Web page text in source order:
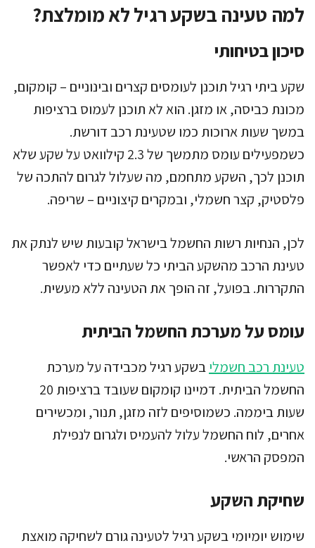
למה טעינה בשקע רגיל לא מומלצת?
סיכון בטיחותי
שקע ביתי רגיל תוכנן לעומסים קצרים ובינוניים – קומקום,
מכונת כביסה, או מזגן. הוא לא תוכנן לעמוס ברציפות
במשך שעות ארוכות כמו שטעינת רכב דורשת.
כשמפעילים עומס מתמשך של 2.3 קילוואט על שקע שלא
תוכנן לכך, השקע מתחמם, מה שעלול לגרום להתכה של
פלסטיק, קצר חשמלי, ובמקרים קיצוניים – שריפה.
לכן, הנחיות רשות החשמל בישראל קובעות שיש לנתק את
טעינת הרכב מהשקע הביתי כל שעתיים כדי לאפשר
התקררות. בפועל, זה הופך את הטעינה ללא מעשית.
עומס על מערכת החשמל הביתית
טעינת רכב חשמליבשקע רגיל מכבידה על מערכת
החשמל הביתית. דמיינו קומקום שעובד ברציפות 20
שעות ביממה. כשמוסיפים לזה מזגן, תנור, ומכשירים
אחרים, לוח החשמל עלול להעמיס ולגרום לנפילת
המפסק הראשי.
שחיקת השקע
שימוש יומיומי בשקע רגיל לטעינה גורם לשחיקה מואצת